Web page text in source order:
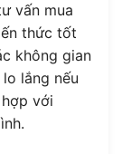
vấn mua
​​thức tốt
không gian
lắng nếu
với